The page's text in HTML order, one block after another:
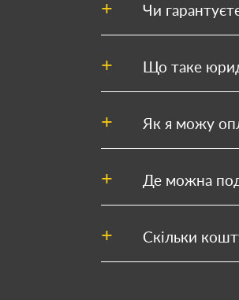
Чи
Що таке
Як я можу
Де можна
Скільки